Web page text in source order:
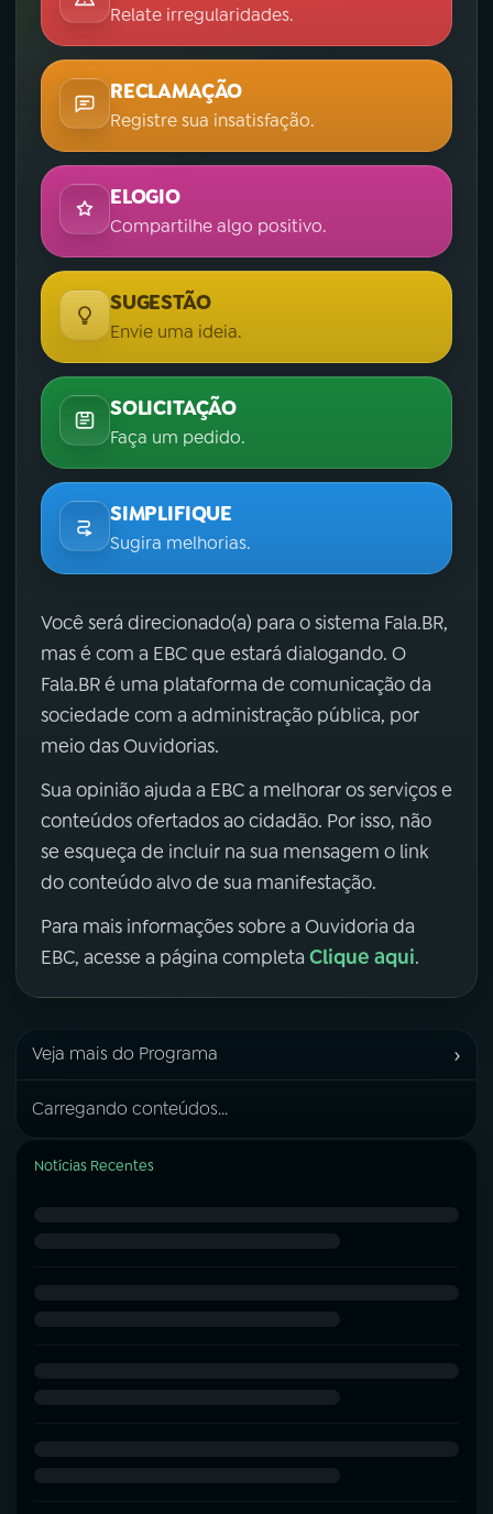
Relate irregularidades.
RECLAMAÇÃO
Registre sua insatisfação.
ELOGIO
Compartilhe algo positivo.
SUGESTÃO
Envie uma ideia.
SOLICITAÇÃO
Faça um pedido.
SIMPLIFIQUE
Sugira melhorias.
Você será direcionado(a) para o sistema Fala.BR,
mas é com a EBC que estará dialogando. O
Fala.BR é uma plataforma de comunicação da
sociedade com a administração pública, por
meio das Ouvidorias.
Sua opinião ajuda a EBC a melhorar os serviços e
conteúdos ofertados ao cidadão. Por isso, não
se esqueça de incluir na sua mensagem o link
do conteúdo alvo de sua manifestação.
Para mais informações sobre a Ouvidoria da
EBC, acesse a página completa Clique aqui.
Veja mais do Programa ›
Carregando conteúdos...
Notícias Recentes